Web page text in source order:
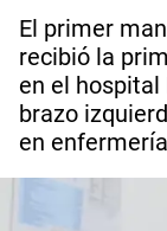
El primer
recibió la
en el hospital
brazo
en